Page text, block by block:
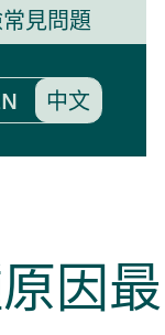
常見問題
中文
因